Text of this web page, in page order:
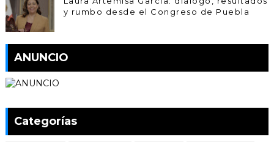
y rumbo desde el Congreso de Puebla
ANUNCIO
Categorías